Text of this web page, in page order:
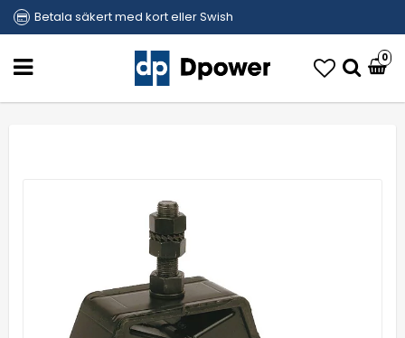
Betala säkert med kort eller Swish
0